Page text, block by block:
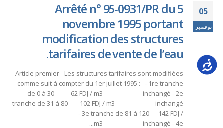
05
نوفمبر
Arrêté n° 95‑0931/PR du 5
novembre 1995 portant
modification des structures
tarifaires de vente de l’eau.
Article premier - Les structures tarifaires sont modifiées
comme suit à compter du 1er juillet 1995 : ‑ 1re tranche
de 0 à 30 62 FDJ / m3 inchangé ‑ 2e
tranche de 31 à 80 102 FDJ / m3 inchangé
‑ 3e tranche de 81 à 120 142 FDJ /
m3 inchangé ‑ 4e...